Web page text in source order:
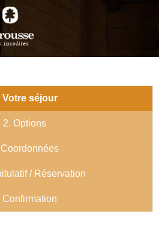
Votre séjour
2. Options
/ Réservation
Confirmation